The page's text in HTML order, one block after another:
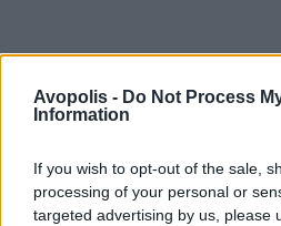
Avopolis - Do Not Process
Information
If you wish to opt-out of the sale,
processing of your personal or
targeted advertising by us, please